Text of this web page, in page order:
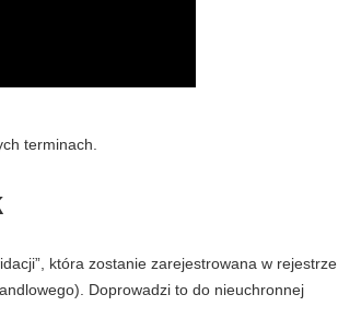
terminach.
która zostanie zarejestrowana w rejestrze
Doprowadzi to do nieuchronnej